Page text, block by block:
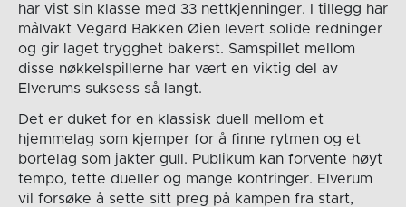
har vist sin klasse med 33 nettkjenninger. I tillegg har
målvakt Vegard Bakken Øien levert solide redninger
og gir laget trygghet bakerst. Samspillet mellom
disse nøkkelspillerne har vært en viktig del av
Elverums suksess så langt.
Det er duket for en klassisk duell mellom et
hjemmelag som kjemper for å finne rytmen og et
bortelag som jakter gull. Publikum kan forvente høyt
tempo, tette dueller og mange kontringer. Elverum
vil forsøke å sette sitt preg på kampen fra start,